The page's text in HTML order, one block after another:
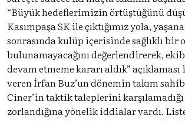
“Büyük hedeflerimizin örtüştüğünü
Kasımpaşa SK ile çıktığımız yola,
sonrasında kulüp içerisinde sağlıklı bir
bulunamayacağını değerlendirerek,
devam etmeme kararı aldık” açıklaması
veren İrfan Buz’un dönemin takım
Ciner’in taktik taleplerini
zorlandığına yönelik iddialar vardı.